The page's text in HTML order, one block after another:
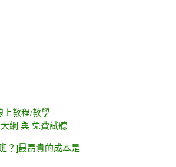
上教程/教學 -
綱 與 免費試聽
？]最昂貴的成本是